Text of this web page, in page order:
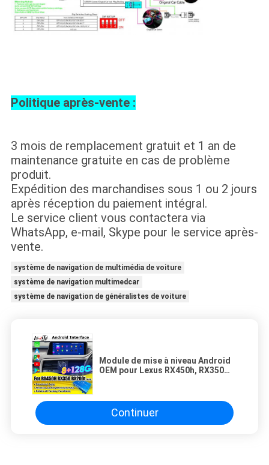
Politique après-vente :
3 mois de remplacement gratuit et 1 an de
maintenance gratuite en cas de problème
produit.
Expédition des marchandises sous 1 ou 2 jours
après réception du paiement intégral.
Le service client vous contactera via
WhatsApp, e-mail, Skype pour le service après-
vente.
système de navigation de multimédia de voiture
système de navigation multimedcar
système de navigation de généralistes de voiture
Module de mise à niveau Android
OEM pour Lexus RX450h, RX350
YouTube, NetFlix
Continuer